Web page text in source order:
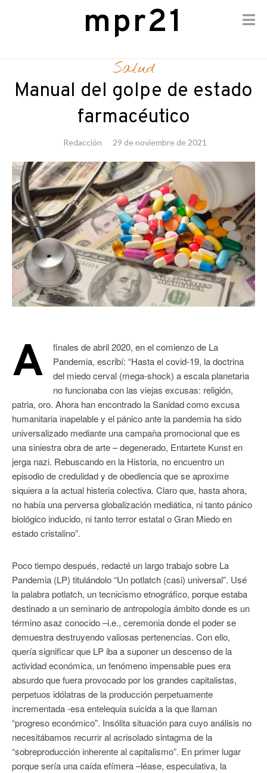
content
mpr21
Salud
Manual del golpe de estado
farmacéutico
Redacción 29 de noviembre de 2021
A
finales de abril 2020, en el comienzo de La
Pandemia, escribí: “Hasta el covid-19, la doctrina
del miedo cerval (mega-shock) a escala planetaria
no funcionaba con las viejas excusas: religión,
patria, oro. Ahora han encontrado la Sanidad como excusa
humanitaria inapelable y el pánico ante la pandemia ha sido
universalizado mediante una campaña promocional que es
una siniestra obra de arte – degenerado, Entartete Kunst en
jerga nazi. Rebuscando en la Historia, no encuentro un
episodio de credulidad y de obediencia que se aproxime
siquiera a la actual histeria colectiva. Claro que, hasta ahora,
no había una perversa globalización mediática, ni tanto pánico
biológico inducido, ni tanto terror estatal o Gran Miedo en
estado cristalino”.
Poco tiempo después, redacté un largo trabajo sobre La
Pandemia (LP) titulándolo “Un potlatch (casi) universal”. Usé
la palabra potlatch, un tecnicismo etnográfico, porque estaba
destinado a un seminario de antropología ámbito donde es un
término asaz conocido –i.e., ceremonia donde el poder se
demuestra destruyendo valiosas pertenencias. Con ello,
quería significar que LP iba a suponer un descenso de la
actividad económica, un fenómeno impensable pues era
absurdo que fuera provocado por los grandes capitalistas,
perpetuos idólatras de la producción perpetuamente
incrementada -esa entelequia suicida a la que llaman
“progreso económico”. Insólita situación para cuyo análisis no
necesitábamos recurrir al acrisolado sintagma de la
“sobreproducción inherente al capitalismo”. En primer lugar
porque sería una caída efímera –léase, especulativa, la